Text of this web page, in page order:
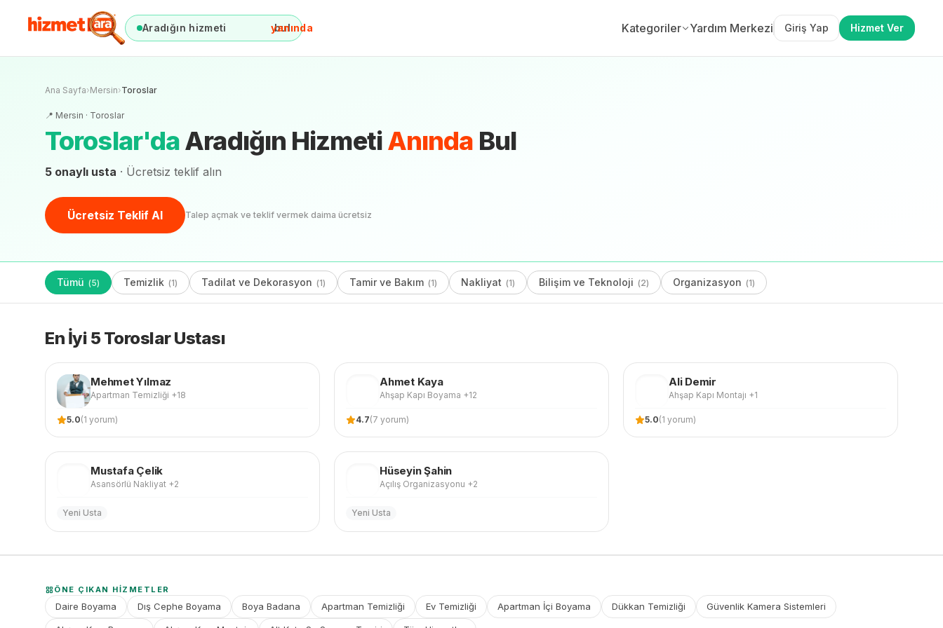
Aradığın hizmeti yanında
bul Kategoriler Yardım Merkezi Giriş Yap Hizmet Ver
Ana Sayfa›Mersin›Toroslar
📍 Mersin · Toroslar
Toroslar'daAradığın HizmetiAnında Bul
5 onaylı usta · Ücretsiz teklif alın
Ücretsiz Teklif Al Talep açmak ve teklif vermek daima ücretsiz
Tümü (5) Temizlik (1) Tadilat ve Dekorasyon (1) Tamir ve Bakım (1) Nakliyat (1) Bilişim ve Teknoloji (2) Organizasyon (1)
En İyi 5 Toroslar Ustası
MehmetYılmaz
Apartman Temizliği +18
5.0(1 yorum)
Ahmet Kaya
Ahşap Kapı Boyama +12
4.7(7 yorum)
Ali Demir
Ahşap Kapı Montajı +1
5.0(1 yorum)
Mustafa Çelik
Asansörlü Nakliyat +2
Yeni Usta
HüseyinŞahin
Açılış Organizasyonu +2
Yeni Usta
ÖNE ÇIKAN HIZMETLER
Daire Boyama Dış Cephe Boyama Boya Badana Apartman Temizliği Ev Temizliği Apartman İçi Boyama Dükkan Temizliği Güvenlik Kamera Sistemleri